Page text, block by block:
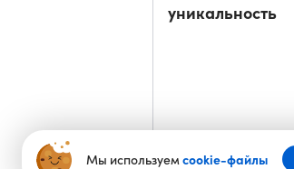
Мы используемcookie-файлы
уникальность